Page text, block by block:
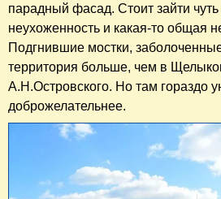
парадный фасад. Стоит зайти чуть
неухоженность и какая-то общая
Подгнившие мостки,
территория больше, чем в
А.Н.Островского. Но там гораздо
доброжелательнее.